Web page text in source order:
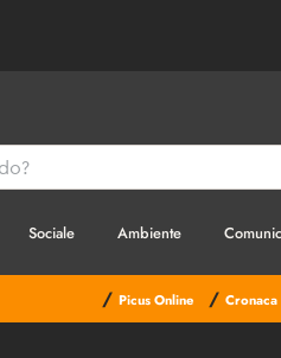
Sociale Ambiente
/ Picus Online / Cronaca